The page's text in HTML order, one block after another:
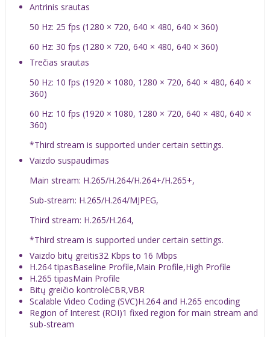
Antrinis srautas
50 Hz: 25 fps (1280 × 720, 640 × 480, 640 × 360)
60 Hz: 30 fps (1280 × 720, 640 × 480, 640 × 360)
Trečias srautas
50 Hz: 10 fps (1920 × 1080, 1280 × 720, 640 × 480, 640 ×
360)
60 Hz: 10 fps (1920 × 1080, 1280 × 720, 640 × 480, 640 ×
360)
*Third stream is supported under certain settings.
Vaizdo suspaudimas
Main stream: H.265/H.264/H.264+/H.265+,
Sub-stream: H.265/H.264/MJPEG,
Third stream: H.265/H.264,
*Third stream is supported under certain settings.
Vaizdo bitų greitis32 Kbps to 16 Mbps
H.264 tipasBaseline Profile,Main Profile,High Profile
H.265 tipasMain Profile
Bitų greičio kontrolėCBR,VBR
Scalable Video Coding (SVC)H.264 and H.265 encoding
Region of Interest (ROI)1 fixed region for main stream and
sub-stream